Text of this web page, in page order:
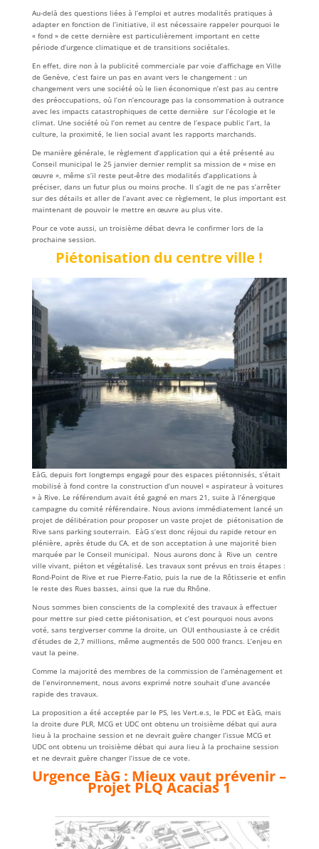
Au-delà des questions liées à l’emploi et autres modalités pratiques à
adapter en fonction de l’initiative, il est nécessaire rappeler pourquoi le
« fond » de cette dernière est particulièrement important en cette
période d’urgence climatique et de transitions sociétales.
En effet, dire non à la publicité commerciale par voie d’affichage en Ville
de Genève, c’est faire un pas en avant vers le changement : un
changement vers une société où le lien économique n’est pas au centre
des préoccupations, où l’on n’encourage pas la consommation à outrance
avec les impacts catastrophiques de cette dernière sur l’écologie et le
climat. Une société où l’on remet au centre de l’espace public l’art, la
culture, la proximité, le lien social avant les rapports marchands.
De manière générale, le règlement d’application qui a été présenté au
Conseil municipal le 25 janvier dernier remplit sa mission de « mise en
œuvre », même s’il reste peut-être des modalités d’applications à
préciser, dans un futur plus ou moins proche. Il s’agit de ne pas s’arrêter
sur des détails et aller de l’avant avec ce règlement, le plus important est
maintenant de pouvoir le mettre en œuvre au plus vite.
Pour ce vote aussi, un troisième débat devra le confirmer lors de la
prochaine session.
Piétonisation du centre ville !
EàG, depuis fort longtemps engagé pour des espaces piétonnisés, s’était
mobilisé à fond contre la construction d’un nouvel « aspirateur à voitures
» à Rive. Le référendum avait été gagné en mars 21, suite à l’énergique
campagne du comité référendaire. Nous avions immédiatement lancé un
projet de délibération pour proposer un vaste projet de piétonisation de
Rive sans parking souterrain. EàG s’est donc réjoui du rapide retour en
plénière, après étude du CA, et de son acceptation à une majorité bien
marquée par le Conseil municipal. Nous aurons donc à Rive un centre
ville vivant, piéton et végétalisé. Les travaux sont prévus en trois étapes :
Rond-Point de Rive et rue Pierre-Fatio, puis la rue de la Rôtisserie et enfin
le reste des Rues basses, ainsi que la rue du Rhône.
Nous sommes bien conscients de la complexité des travaux à effectuer
pour mettre sur pied cette piétonisation, et c’est pourquoi nous avons
voté, sans tergiverser comme la droite, un OUI enthousiaste à ce crédit
d’études de 2,7 millions, même augmentés de 500 000 francs. L’enjeu en
vaut la peine.
Comme la majorité des membres de la commission de l’aménagement et
de l’environnement, nous avons exprimé notre souhait d’une avancée
rapide des travaux.
La proposition a été acceptée par le PS, les Vert.e.s, le PDC et EàG, mais
la droite dure PLR, MCG et UDC ont obtenu un troisième débat qui aura
lieu à la prochaine session et ne devrait guère changer l’issue MCG et
UDC ont obtenu un troisième débat qui aura lieu à la prochaine session
et ne devrait guère changer l’issue de ce vote.
Urgence EàG : Mieux vaut prévenir –
Projet PLQ Acacias 1